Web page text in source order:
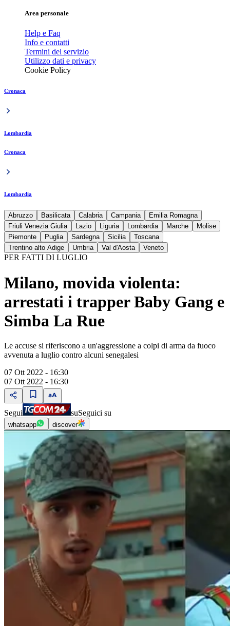
Area personale
Help e Faq
Info e contatti
Termini del servizio
Utilizzo dati e privacy
Cookie Policy
Cronaca
Lombardia
Cronaca
Lombardia
Abruzzo Basilicata Calabria Campania
Emilia Romagna
Friuli Venezia Giulia
Lazio Liguria Lombardia Marche
Molise
Piemonte
Puglia Sardegna Sicilia
Toscana
Trentino alto Adige
Umbria Val d'Aosta Veneto
PER FATTI DI LUGLIO
Milano, movida violenta:
arrestati i trapper Baby Gang e
Simba La Rue
Le accuse si riferiscono a un'aggressione a colpi di arma da fuoco
avvenuta a luglio contro alcuni senegalesi
07 Ott 2022 - 16:30
07 Ott 2022 - 16:30
Segui suSeguici su
whatsapp discover